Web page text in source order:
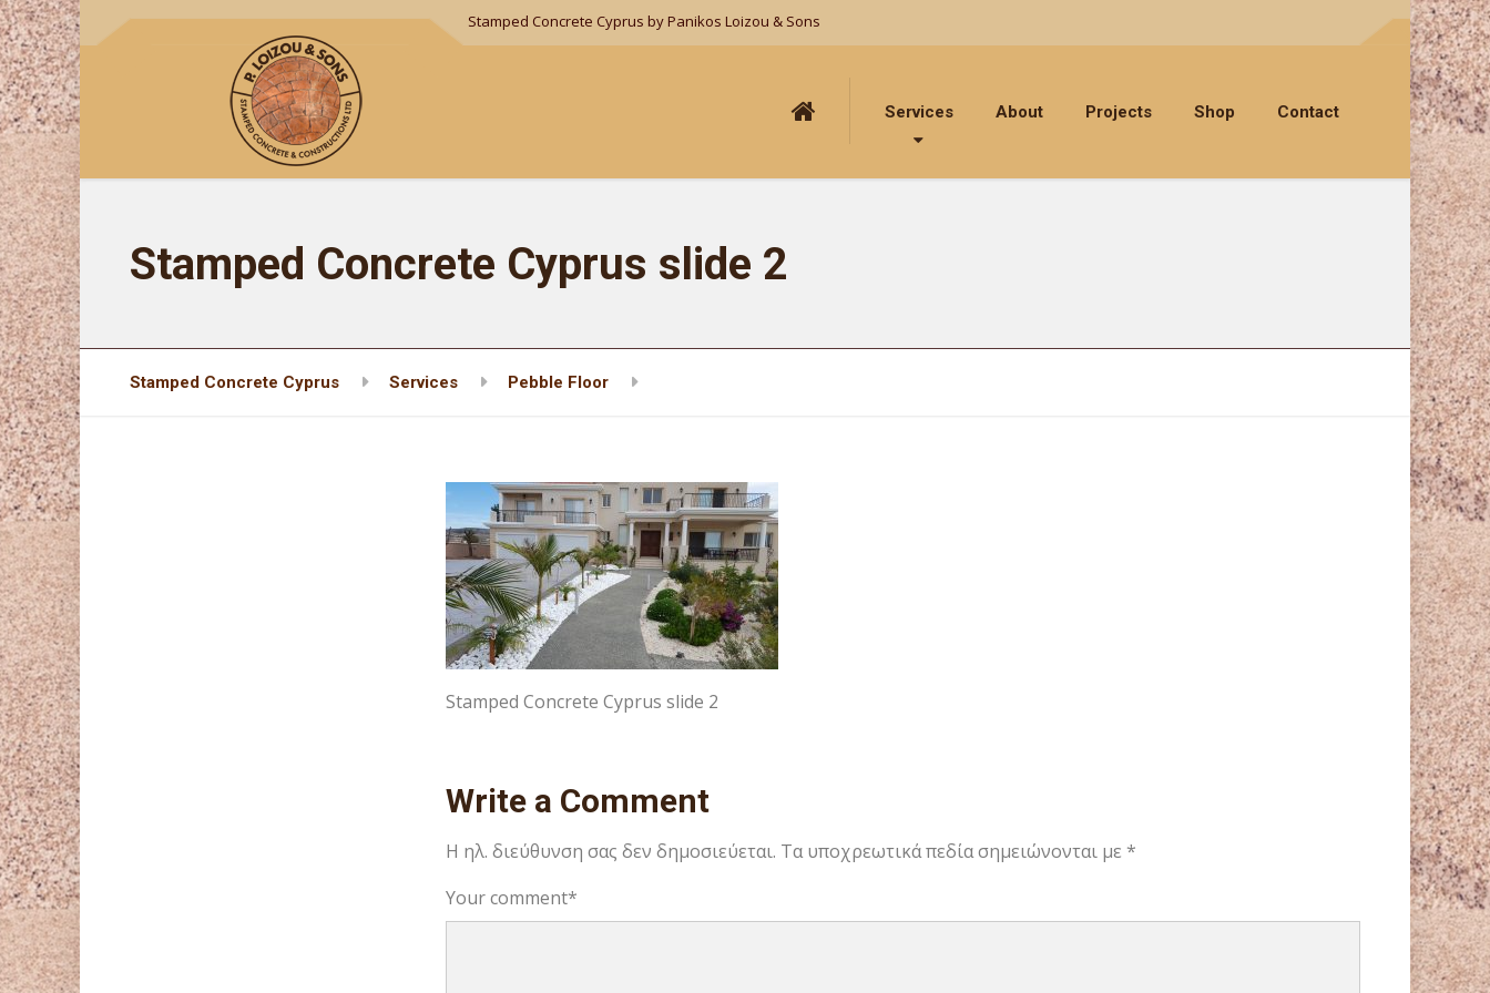
Stamped Concrete Cyprus by Panikos Loizou & Sons
Services About Projects Shop Contact
Stamped Concrete Cyprus slide 2
Stamped Concrete Cyprus Services Pebble Floor
Stamped Concrete Cyprus slide 2
Write a Comment
Η ηλ. διεύθυνση σας δεν δημοσιεύεται. Τα υποχρεωτικά πεδία σημειώνονται με *
Your comment*